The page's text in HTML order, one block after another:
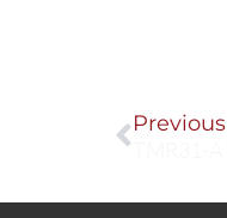
Prev
Previous